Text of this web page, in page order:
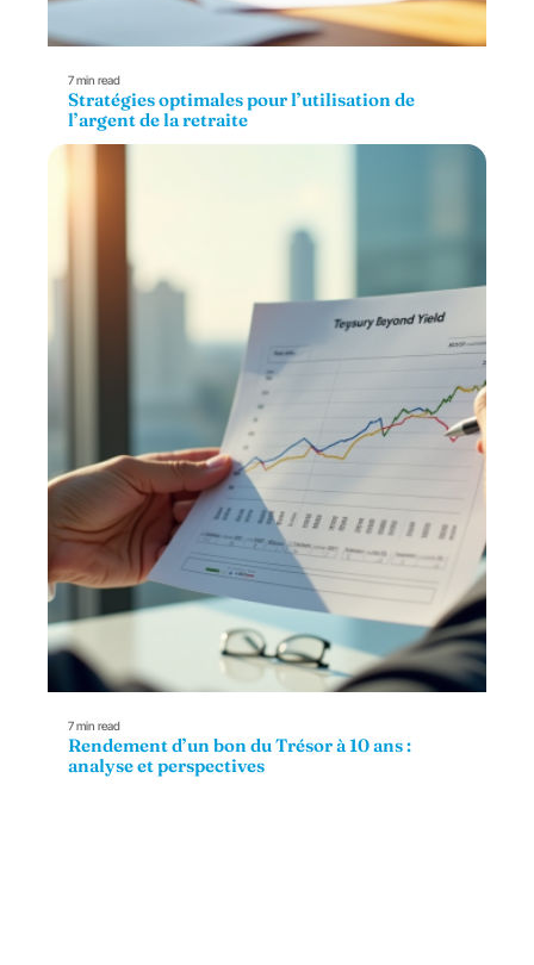
7 min read
Stratégies optimales pour l’utilisation de
l’argent de la retraite
7 min read
Rendement d’un bon du Trésor à 10 ans :
analyse et perspectives